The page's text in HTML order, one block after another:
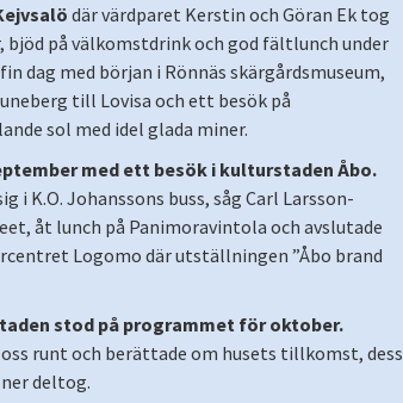
där värdparet Kerstin och Göran Ek tog
bjöd på välkomstdrink och god fältlunch under
dag med början i Rönnäs skärgårdsmuseum,
till Lovisa och ett besök på
sol med idel glada miner.
med ett besök i kulturstaden Åbo.
i K.O. Johanssons buss, såg Carl Larsson-
åt lunch på Panimoravintola och avslutade
Logomo där utställningen ”Åbo brand
stod på programmet för oktober.
oss runt och berättade om husets tillkomst, dess
deltog.